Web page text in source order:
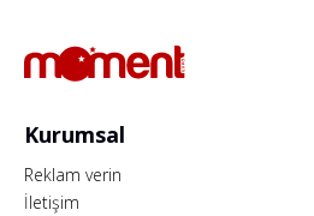
Kurumsal
Reklam verin
İletişim